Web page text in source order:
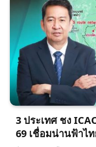
3 ประเทศ ชง
69 เชื่อมน่านฟ้าไ